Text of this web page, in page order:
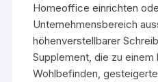
Homeoffice einrichten
Unternehmensbereich
höhenverstellbarer
Supplement, die zu
Wohlbefinden,